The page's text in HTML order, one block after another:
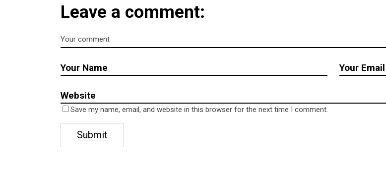
Leave a comment:
Save my name, email, and website in this browser for the next time I comment.
Submit